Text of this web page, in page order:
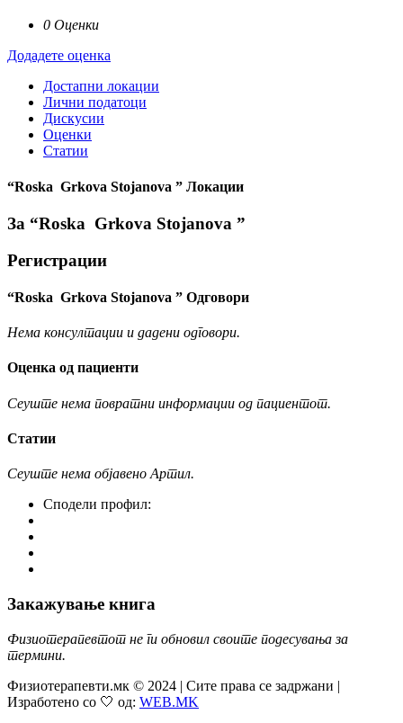
0 Оценки
Додадете оценка
Достапни локации
Лични податоци
Дискусии
Оценки
Статии
“Roska Grkova Stojanova ” Локации
За “Roska Grkova Stojanova ”
Регистрации
“Roska Grkova Stojanova ” Одговори
Нема консултации и дадени одговори.
Оценка од пациенти
Сеуште нема повратни информации од пациентот.
Статии
Сеуште нема објавено Артил.
Сподели профил:
Закажување книга
Физиотерапевтот не ги обновил своите подесувања за
термини.
Физиотерапевти.мк © 2024 | Сите права се задржани |
Изработено со 🤍 од: WEB.MK